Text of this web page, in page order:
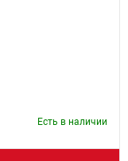
Есть в наличии